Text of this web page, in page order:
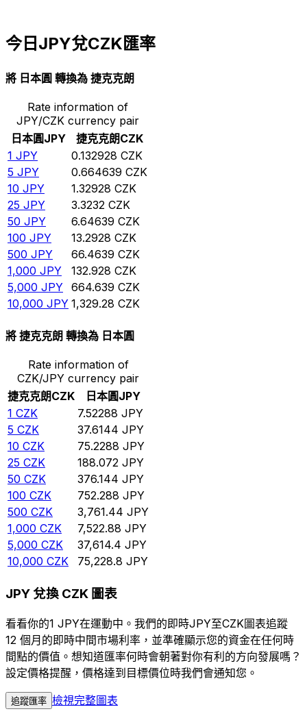
今日JPY兌CZK匯率
將 日本圓 轉換為 捷克克朗
Rate information of
JPY/CZK currency pair
日本圓JPY 捷克克朗CZK
1 JPY 0.132928 CZK
5 JPY 0.664639 CZK
10 JPY 1.32928 CZK
25 JPY 3.3232 CZK
50 JPY 6.64639 CZK
100 JPY 13.2928 CZK
500 JPY 66.4639 CZK
1,000 JPY 132.928 CZK
5,000 JPY 664.639 CZK
10,000 JPY 1,329.28 CZK
將 捷克克朗 轉換為 日本圓
Rate information of
CZK/JPY currency pair
捷克克朗CZK 日本圓JPY
1 CZK 7.52288 JPY
5 CZK 37.6144 JPY
10 CZK 75.2288 JPY
25 CZK 188.072 JPY
50 CZK 376.144 JPY
100 CZK 752.288 JPY
500 CZK 3,761.44 JPY
1,000 CZK 7,522.88 JPY
5,000 CZK 37,614.4 JPY
10,000 CZK 75,228.8 JPY
JPY 兌換 CZK 圖表
看看你的1 JPY在運動中。我們的即時JPY至CZK圖表追蹤
12 個月的即時中間市場利率，並準確顯示您的資金在任何時
間點的價值。想知道匯率何時會朝著對你有利的方向發展嗎？
設定價格提醒，價格達到目標價位時我們會通知您。
追蹤匯率 檢視完整圖表